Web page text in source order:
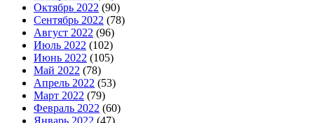
Октябрь 2022 (90)
Сентябрь 2022 (78)
Август 2022 (96)
Июль 2022 (102)
Июнь 2022 (105)
Май 2022 (78)
Апрель 2022 (53)
Март 2022 (79)
Февраль 2022 (60)